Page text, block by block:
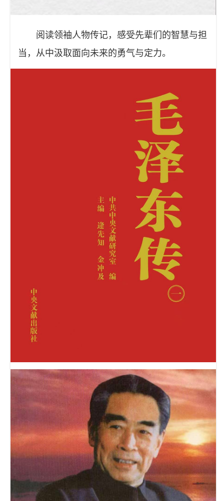
阅读领袖人物传记，感受先辈们的智慧与担
当，从中汲取面向未来的勇气与定力。